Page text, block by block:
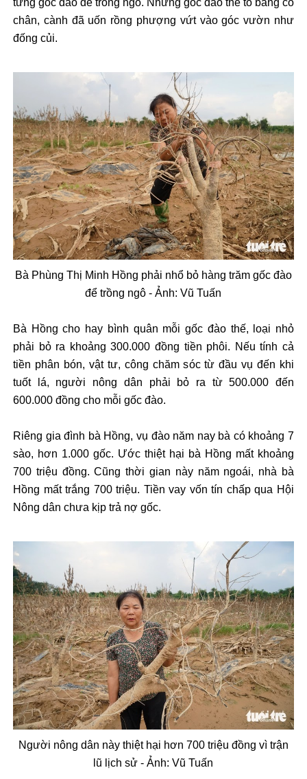
chân, cành đã uốn rồng phượng vứt vào góc vườn như
đống củi.
Bà Phùng Thị Minh Hồng phải nhổ bỏ hàng trăm gốc đào
để trồng ngô -Ảnh:Vũ Tuấn
Bà Hồng cho hay bình quân mỗi gốc đào thế, loại nhỏ
phải bỏ ra khoảng 300.000 đồng tiền phôi. Nếu tính cả
tiền phân bón, vật tư, công chăm sóc từđầu vụđến khi
tuốt l á, người nông dân phải bỏ ra từ 500.000đến
600.000 đồng cho mỗi gốc đào.
Riêng giađình bà Hồng, vụ đào năm nay bà có khoảng 7
sào, hơn 1.000 gốc. Ước thiệt hại bà Hồng mất khoảng
700 triệu đồng. Cũng thời gian này năm ngoái, nhà bà
Hồng mất trắng 700 triệu. Tiền vay vốn tín chấp qua Hội
Nông dân chưa kịp trả nợ gốc.
Người nông dân này thiệt hại hơn 700 triệu đồng vì trận
ũ l ịch sử - Ảnh:Vũ Tuấn